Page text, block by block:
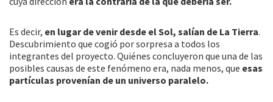
Es decir, en lugar de venir desde el Sol, salían de La Tierra.
Descubrimiento que cogió por sorpresa a todos los
integrantes del proyecto. Quiénes concluyeron que una de las
posibles causas de este fenómeno era, nada menos, que esas
partículas provenían de un universo paralelo.